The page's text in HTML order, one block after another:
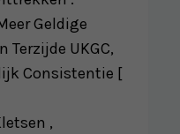
Geldige
Terzijde UKGC,
Consistentie [
,